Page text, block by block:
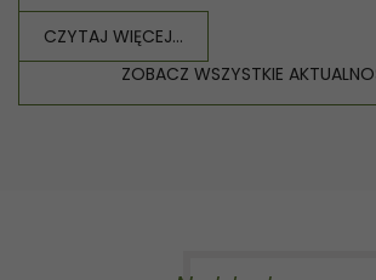
CZYTAJ WIĘCEJ...
ZOBACZ WSZYSTKIE